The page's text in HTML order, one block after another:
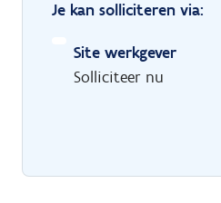
Je kan solliciteren via:
Site werkgever
Solliciteer nu